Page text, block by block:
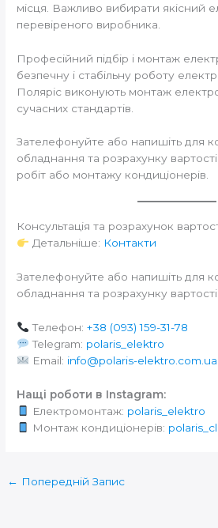
місця. Важливо вибирати якісний
перевіреного виробника.
Професійний підбір і монтаж
безпечну і стабільну роботу
Поляріс виконують монтаж
сучасних стандартів.
Зателефонуйте або напишіть для
обладнання та розрахунку
робіт або монтажу кондиціонерів.
Консультація та розрахунок
Детальніше: Контакти
Зателефонуйте або напишіть для
обладнання та розрахунку вартості
Телефон: +38 (093) 159-31-78
Telegram: polaris_elektro
Email: info@polaris-elektro.com.ua
Нащі роботи в Instagram:
Електромонтаж: polaris_elektro
Монтаж кондиціонерів:
← Попередній Запис